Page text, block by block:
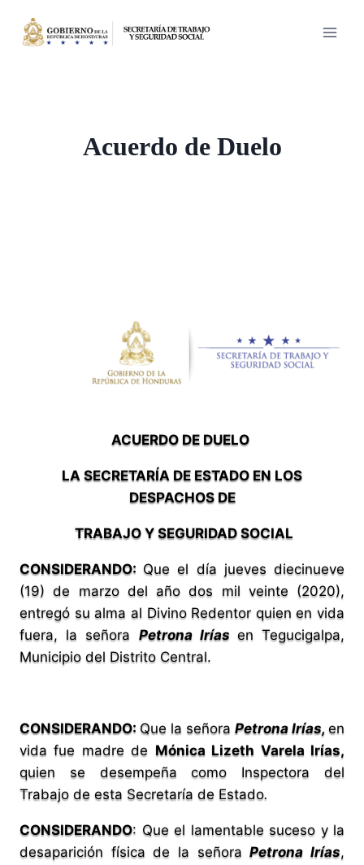
Acuerdo de Duelo
ACUERDO DE DUELO
LA SECRETARÍA DE ESTADO EN LOS
DESPACHOS DE
TRABAJO Y SEGURIDAD SOCIAL
CONSIDERANDO: Que el día jueves diecinueve
(19) de marzo del año dos mil veinte (2020),
entregó su alma al Divino Redentor quien en vida
fuera, la señora Petrona Irías en Tegucigalpa,
Municipio del Distrito Central.
CONSIDERANDO: Que la señora Petrona Irías, en
vida fue madre de Mónica Lizeth Varela Irías,
quien se desempeña como Inspectora del
Trabajo de esta Secretaría de Estado.
CONSIDERANDO: Que el lamentable suceso y la
desaparición física de la señoraPetrona Irías,